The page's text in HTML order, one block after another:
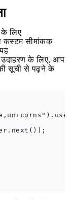
के लिए
कस्टम सीमांकक
उदाहरण के लिए, आप
सूची से पढ़ने के